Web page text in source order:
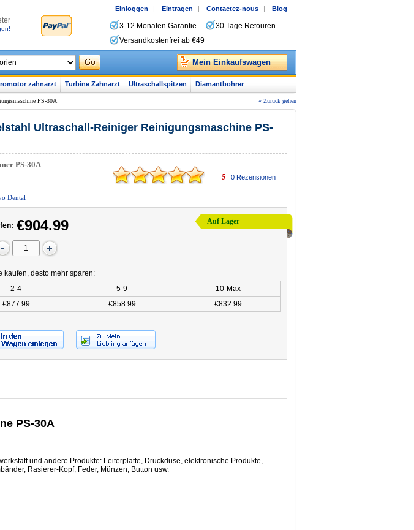
Einloggen | Eintragen | Contactez-nous | Blog
3-12 Monaten Garantie
30 Tage Retouren
Versandkostenfrei ab €49
Mein Einkaufswagen
zahnarzt Turbine Zahnarzt Ultraschallspitzen Diamantbohrer
PS-30A « Zurück gehen
Ultraschall-Reiniger Reinigungsmaschine PS-
PS-30A
5 0Rezensionen
Dental
Auf Lager
€904.99
kaufen, desto mehr sparen:
2-4
5-9
10-Max
€877.99
€858.99 €832.99
PS-30A
und andere Produkte: Leiterplatte, Druckdüse, elektronische Produkte,
Rasierer-Kopf, Feder, Münzen, Button usw.